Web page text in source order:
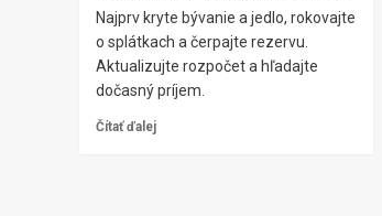
Najprv kryte bývanie a jedlo, rokovajte
o splátkach a čerpajte rezervu.
Aktualizujte rozpočet a hľadajte
dočasný príjem.
Čítať ďalej